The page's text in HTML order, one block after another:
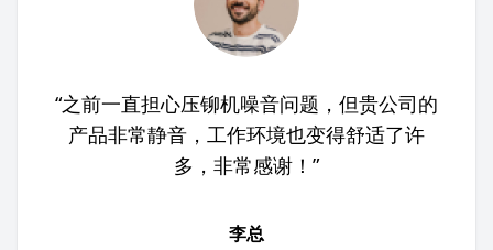
“之前一直担心压铆机噪音问题，但贵公司的
产品非常静音，工作环境也变得舒适了许
多，非常感谢！”
李总